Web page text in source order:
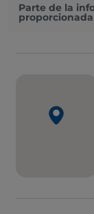
Se habla
Parte de la